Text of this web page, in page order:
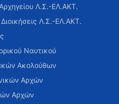
Λ.Σ.-ΕΛ.ΑΚΤ.
Λ.Σ.-ΕΛ.ΑΚΤ.
Ναυτικού
Ακολούθων
Αρχών
Αρχών